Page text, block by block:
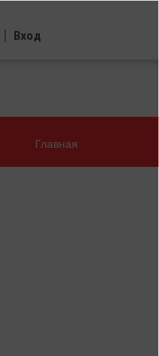
Вход
Главная